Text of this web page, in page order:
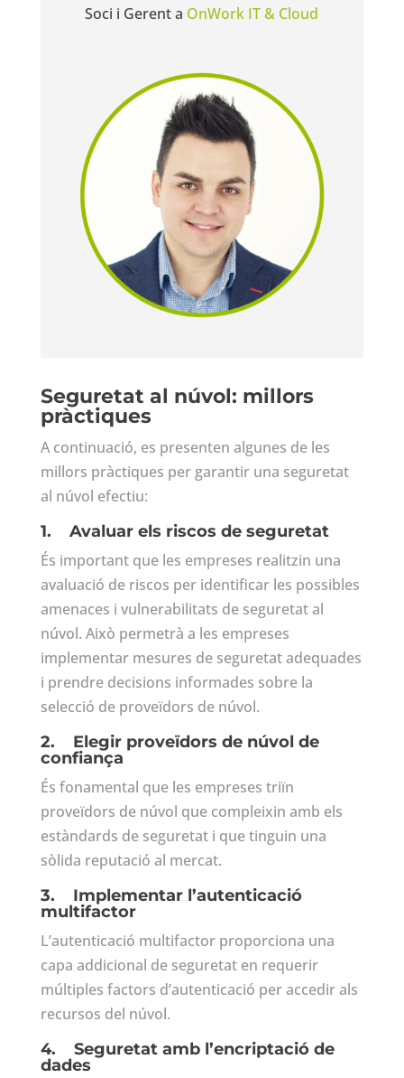
Soci i Gerent a OnWork IT & Cloud
Seguretat al núvol: millors
pràctiques
A continuació, es presenten algunes de les
millors pràctiques per garantir una seguretat
al núvol efectiu:
1. Avaluar els riscos de seguretat
És important que les empreses realitzin una
avaluació de riscos per identificar les possibles
amenaces i vulnerabilitats de seguretat al
núvol. Això permetrà a les empreses
implementar mesures de seguretat adequades
i prendre decisions informades sobre la
selecció de proveïdors de núvol.
2. Elegir proveïdors de núvol de
confiança
És fonamental que les empreses triïn
proveïdors de núvol que compleixin amb els
estàndards de seguretat i que tinguin una
sòlida reputació al mercat.
3. Implementar l’autenticació
multifactor
L’autenticació multifactor proporciona una
capa addicional de seguretat en requerir
múltiples factors d’autenticació per accedir als
recursos del núvol.
4. Seguretat amb l’encriptació de
dades